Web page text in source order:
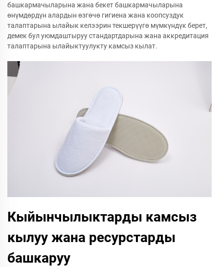
башкармачыларына жана бекет башкармачыларына
өнүмдөрдүн алардын өзгөчө гигиена жана коопсуздук
талаптарына ылайык келээрин текшерүүгө мүмкүндүк берет,
демек бул уюмдаштыруу стандартдарына жана аккредитация
талаптарына ылайыктуулукту камсыз кылат.
Кыйынчылыктарды камсыз
кылуу жана ресурстарды
башкаруу